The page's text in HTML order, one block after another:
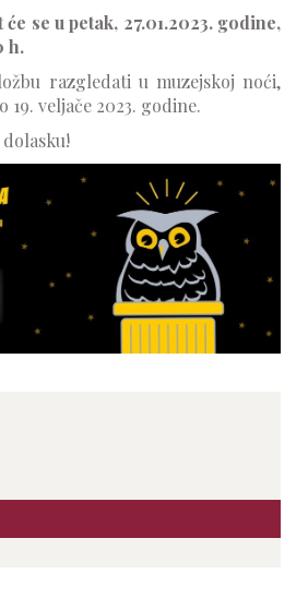
se u petak, 27.01.2023. godine,
h.
razgledati u muzejskoj noći,
19. veljače 2023. godine.
dolasku!